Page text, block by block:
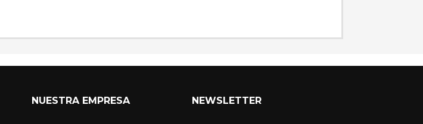
NUESTRA EMPRESA NEWSLETTER